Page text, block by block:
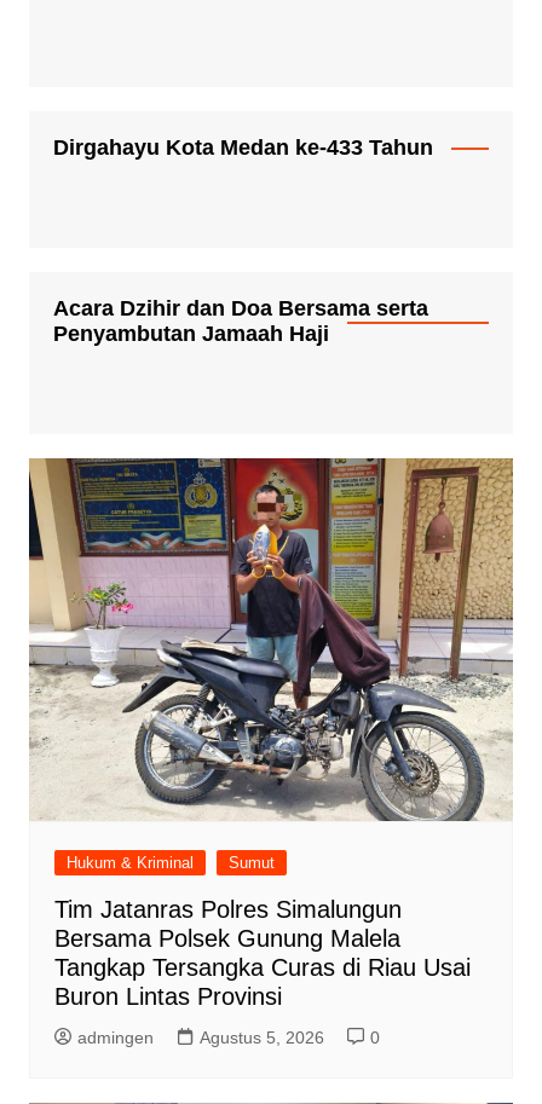
Dirgahayu Kota Medan ke-433 Tahun
Acara Dzihir dan Doa Bersama serta
Penyambutan Jamaah Haji
Hukum & Kriminal Sumut
Tim Jatanras Polres Simalungun
Bersama Polsek Gunung Malela
Tangkap Tersangka Curas di Riau Usai
Buron Lintas Provinsi
admingen Agustus 5, 2026 0